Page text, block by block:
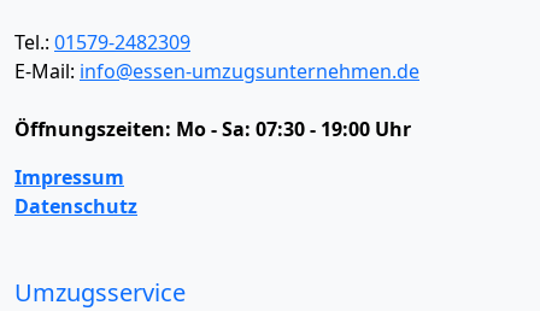
Tel.: 01579-2482309
E-Mail: info@essen-umzugsunternehmen.de
Öffnungszeiten: Mo - Sa: 07:30 - 19:00 Uhr
Impressum
Datenschutz
Umzugsservice